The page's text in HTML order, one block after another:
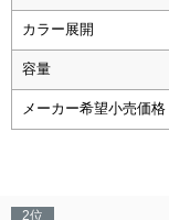
カラー展開
容量
メーカー希望小売価格
2位